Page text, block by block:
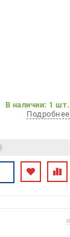
В наличии: 1 шт.
Подробнее